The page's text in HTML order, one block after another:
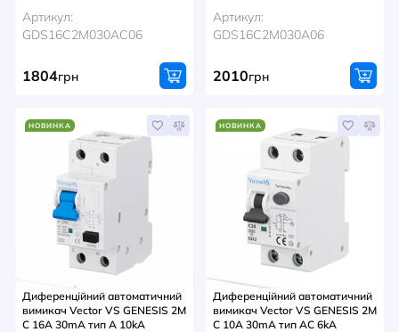
Артикул:
GDS16C2M030AC06
1804грн
Артикул:
GDS16C2M030A06
2010грн
НОВИНКА
Диференційний автоматичний
вимикач Vector VS GENESIS 2M
C 16A 30mA тип A 10kA
НОВИНКА
Диференційний автоматичний
вимикач Vector VS GENESIS 2M
C 10A 30mA тип AC 6kA